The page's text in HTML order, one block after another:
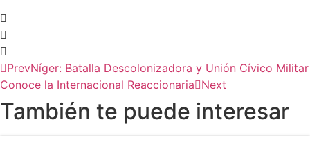
PrevNíger: Batalla Descolonizadora y Unión Cívico Militar
Conoce la Internacional Reaccionaria Next
También te puede interesar